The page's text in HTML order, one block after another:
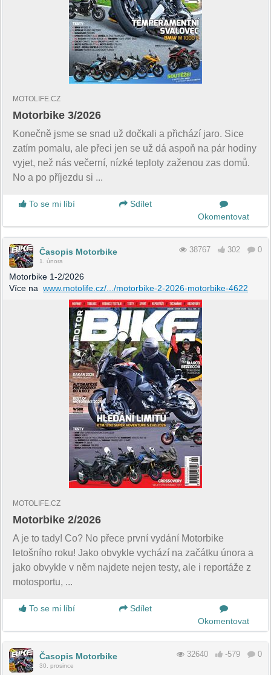
MOTOLIFE.CZ
Motorbike 3/2026
Konečně jsme se snad už dočkali a přichází jaro. Sice
zatím pomalu, ale přeci jen se už dá aspoň na pár hodiny
vyjet, než nás večerní, nízké teploty zaženou zas domů.
No a po příjezdu si ...
To se mi líbí
Sdílet
Okomentovat
Časopis Motorbike
1. února
38767 302 0
Motorbike 1-2/2026
Více na www.motolife.cz/.../motorbike-2-2026-motorbike-4622
MOTOLIFE.CZ
Motorbike 2/2026
A je to tady! Co? No přece první vydání Motorbike
letošního roku! Jako obvykle vychází na začátku února a
jako obvykle v něm najdete nejen testy, ale i reportáže z
motosportu, ...
To se mi líbí
Sdílet
Okomentovat
Časopis Motorbike
30. prosince
32640 -579 0